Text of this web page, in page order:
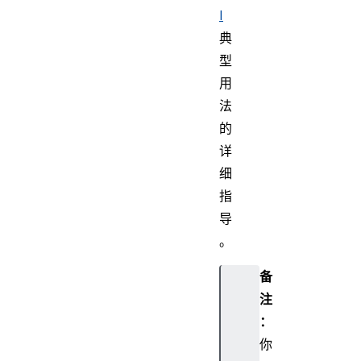
I
典
型
用
法
的
详
细
指
导
。
备
注
：
你